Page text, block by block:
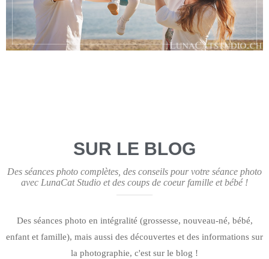
SUR LE BLOG
Des séances photo complètes, des conseils pour votre séance photo
avec LunaCat Studio et des coups de coeur famille et bébé !
Des séances photo en intégralité (grossesse, nouveau-né, bébé,
enfant et famille), mais aussi des découvertes et des informations sur
la photographie, c'est sur le blog !